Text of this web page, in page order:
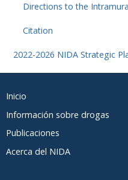
Directions to the
Citation
2022-2026 NIDA Strategic
Spanish
Inicio
Información sobre drogas
Publicaciones
Acerca del NIDA